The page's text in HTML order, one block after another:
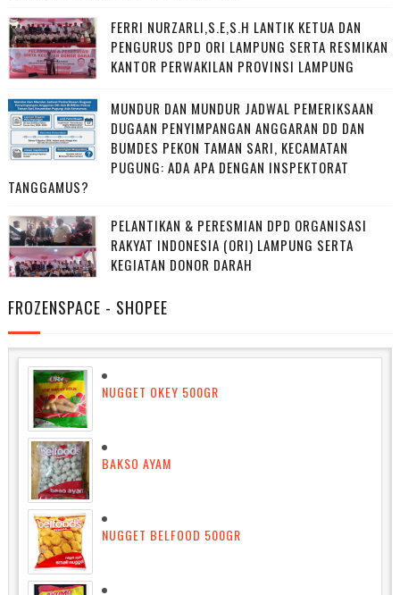
FERRI NURZARLI,S.E,S.H LANTIK KETUA DAN
PENGURUS DPD ORI LAMPUNG SERTA RESMIKAN
KANTOR PERWAKILAN PROVINSI LAMPUNG
MUNDUR DAN MUNDUR JADWAL PEMERIKSAAN
DUGAAN PENYIMPANGAN ANGGARAN DD DAN
BUMDES PEKON TAMAN SARI, KECAMATAN
PUGUNG: ADA APA DENGAN INSPEKTORAT
TANGGAMUS?
PELANTIKAN & PERESMIAN DPD ORGANISASI
RAKYAT INDONESIA (ORI) LAMPUNG SERTA
KEGIATAN DONOR DARAH
FROZENSPACE - SHOPEE
NUGGET OKEY 500GR
BAKSO AYAM
NUGGET BELFOOD 500GR